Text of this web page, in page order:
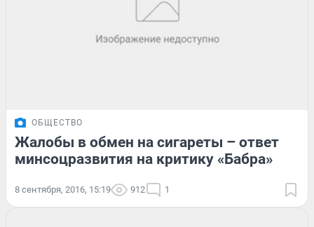
ОБЩЕСТВО
Жалобы в обмен на сигареты – ответ
минсоцразвития на критику «Бабра»
8 сентября, 2016, 15:19 912 1